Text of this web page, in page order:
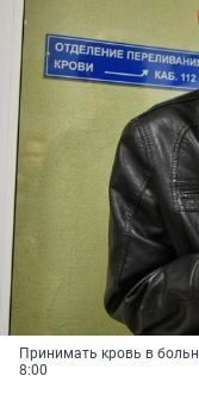
Принимать кровь в
8:00